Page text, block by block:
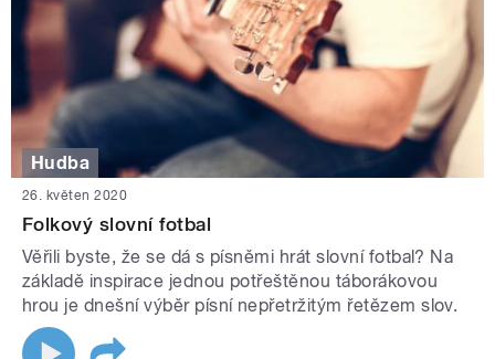
Hudba
26. květen 2020
Folkový slovní fotbal
Věřili byste, že se dá s písněmi hrát slovní fotbal? Na
základě inspirace jednou potřeštěnou táborákovou
hrou je dnešní výběr písní nepřetržitým řetězem slov.